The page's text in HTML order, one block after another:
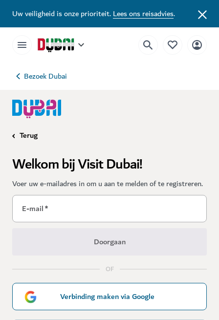
Uw veiligheid is onze prioriteit.Lees ons reisadvies.
Bezoek Dubai
Terug
Welkom bij Visit Dubai!
Voer uw e-mailadres in om u aan te melden of te registreren.
E-mail*
Doorgaan
OF
Verbinding maken via Google